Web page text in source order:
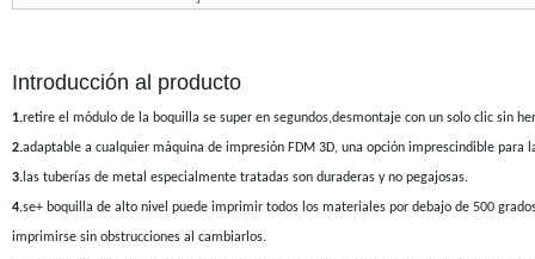
Introducción al producto
1.retire el módulo de la boquilla se super en segundos,desmontaje con un solo clic sin
2.adaptable a cualquier máquina de impresión FDM 3D, una opción imprescindible para
3.las tuberías de metal especialmente tratadas son duraderas y no pegajosas.
4.se+ boquilla de alto nivel puede imprimir todos los materiales por debajo de 500
imprimirse sin obstrucciones al cambiarlos.